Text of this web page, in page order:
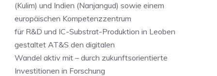
(Kulim) und Indien (Nanjangud) sowie einem
europäischen Kompetenzzentrum
für R&D und IC-Substrat-Produktion in Leoben
gestaltet AT&S den digitalen
Wandel aktiv mit – durch zukunftsorientierte
Investitionen in Forschung